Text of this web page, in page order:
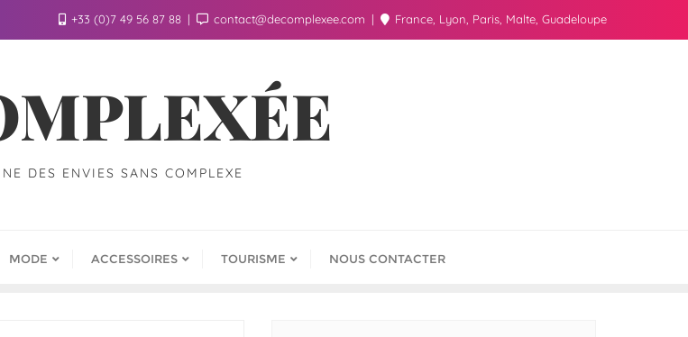
+33 (0)7 49 56 87 88 contact@decomplexee.com France, Lyon, Paris, Malte, Guadeloupe
DES ENVIES SANS COMPLEXE
MODE ACCESSOIRES TOURISME NOUS CONTACTER